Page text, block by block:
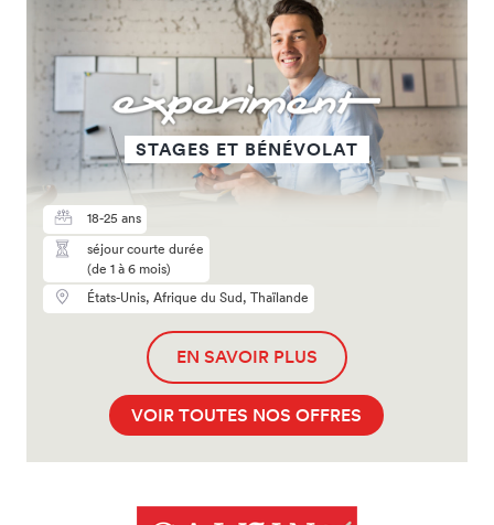
STAGES ET BÉNÉVOLAT
18-25 ans
séjour courte durée
(de 1 à 6 mois)
États-Unis, Afrique du Sud, Thaïlande
EN SAVOIR PLUS
VOIR TOUTES NOS OFFRES